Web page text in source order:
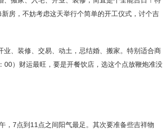
房，不妨考虑这天举行个简单的开工仪式，讨个吉
、装修、交易、动土，忌结婚、搬家。特别适合商
）财运最旺，要是开餐饮店，选这个点放鞭炮准没
，7点到11点之间阳气最足。其次要准备些吉祥物